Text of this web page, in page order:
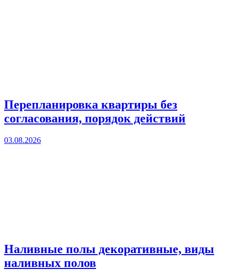
Перепланировка квартиры без
согласования, порядок действий
03.08.2026
Наливные полы декоративные, виды
наливных полов